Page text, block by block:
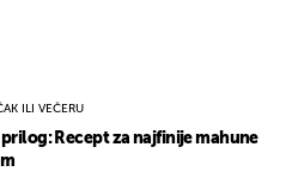
ILI VEČERU
prilog: Recept za najfinije mahune